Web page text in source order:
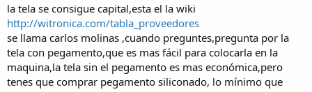
la tela se consigue capital,esta el la wiki
http://witronica.com/tabla_proveedores
se llama carlos molinas ,cuando preguntes,pregunta por la
tela con pegamento,que es mas fácil para colocarla en la
maquina,la tela sin el pegamento es mas económica,pero
tenes que comprar pegamento siliconado, lo mínimo que